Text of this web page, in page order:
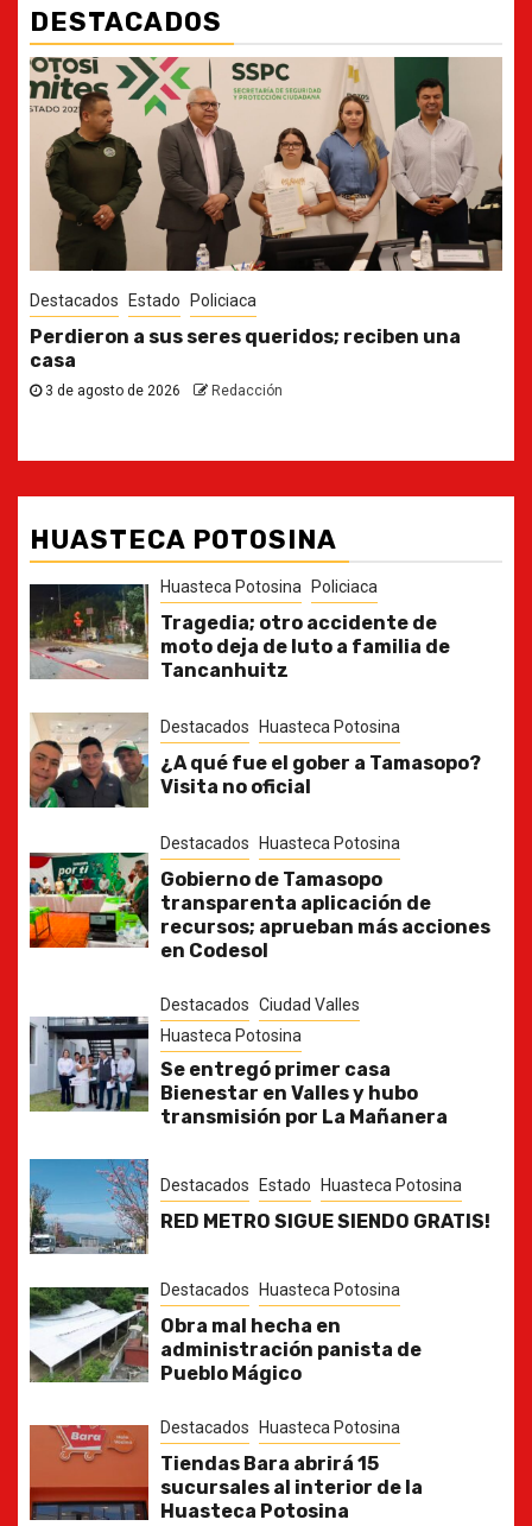
DESTACADOS
Destacados Estado
Ya casi, el quinto informe del Gobernador
30 de julio de 2026
HUASTECA POTOSINA
Huasteca Potosina Policiaca
Tragedia; otro accidente de
moto deja de luto a familia de
Tancanhuitz
Destacados Huasteca Potosina
¿A qué fue el gober a Tamasopo?
Visita no oficial
Destacados Huasteca Potosina
Gobierno de Tamasopo
transparenta aplicación de
recursos; aprueban más acciones
en Codesol
Destacados Ciudad Valles
Huasteca Potosina
Se entregó primer casa
Bienestar en Valles y hubo
transmisión por La Mañanera
Destacados Estado Huasteca Potosina
RED METRO SIGUE SIENDO GRATIS!
Destacados Huasteca Potosina
Obra mal hecha en
administración panista de
Pueblo Mágico
Destacados Huasteca Potosina
Tiendas Bara abrirá 15
sucursales al interior de la
Huasteca Potosina